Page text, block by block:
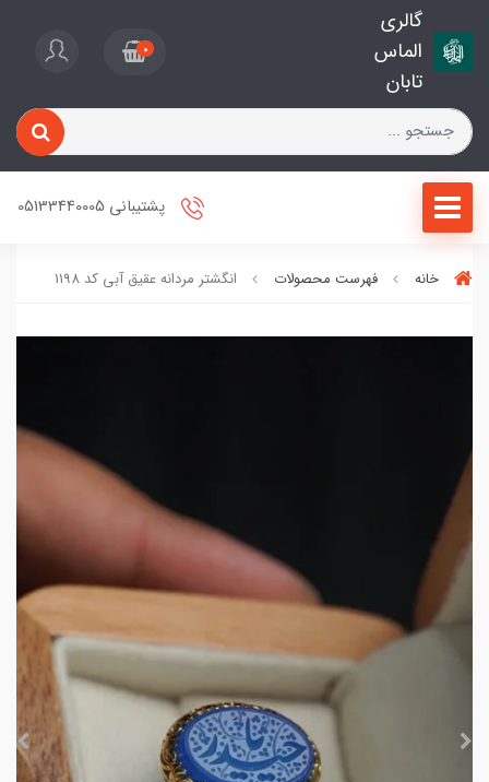
گالری
الماس
تابان
0
پشتیبانی 05133440005
خانه فهرست محصولات انگشتر مردانه عقیق آبی کد 1198